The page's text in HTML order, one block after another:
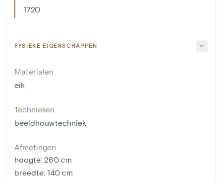
1720
FYSIEKE EIGENSCHAPPEN
Materialen
eik
Technieken
beeldhouwtechniek
Afmetingen
hoogte: 260 cm
breedte: 140 cm